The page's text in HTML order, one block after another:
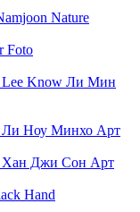
Nature
Foto
Lee Know Ли Мин
Ли Ноу Минхо Арт
Хан Джи Сон Арт
Hand